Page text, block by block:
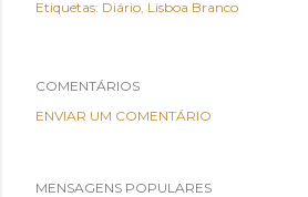
Etiquetas: Diário Lisboa Branco
COMENTÁRIOS
ENVIAR UM COMENTÁRIO
MENSAGENS POPULARES